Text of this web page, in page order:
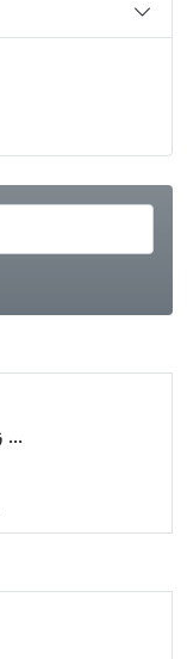
زبالة نوفا 40 لتر الوان ...